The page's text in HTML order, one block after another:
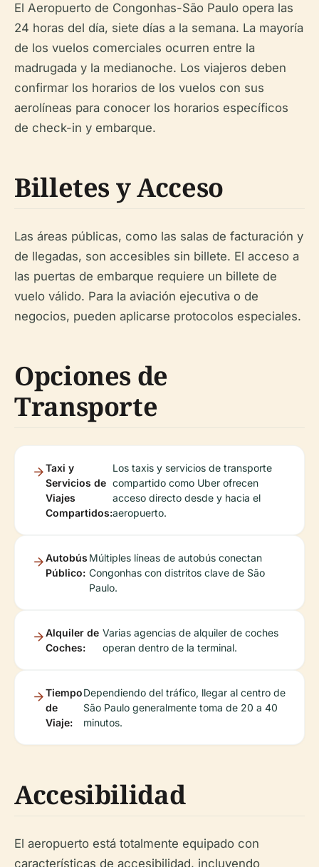
El Aeropuerto de Congonhas-São Paulo opera las
24 horas del día, siete días a la semana. La mayoría
de los vuelos comerciales ocurren entre la
madrugada y la medianoche. Los viajeros deben
confirmar los horarios de los vuelos con sus
aerolíneas para conocer los horarios específicos
de check-in y embarque.
Billetes y Acceso
Las áreas públicas, como las salas de facturación y
de llegadas, son accesibles sin billete. El acceso a
las puertas de embarque requiere un billete de
vuelo válido. Para la aviación ejecutiva o de
negocios, pueden aplicarse protocolos especiales.
Opciones de
Transporte
Taxi y
Servicios de
Viajes
Compartidos:
Los taxis y servicios de transporte
compartido como Uber ofrecen
acceso directo desde y hacia el
aeropuerto.
Autobús
Público:
Múltiples líneas de autobús conectan
Congonhas con distritos clave de São
Paulo.
Alquiler de
Coches:
Varias agencias de alquiler de coches
operan dentro de la terminal.
Tiempo
de
Viaje:
Dependiendo del tráfico, llegar al centro de
São Paulo generalmente toma de 20 a 40
minutos.
Accesibilidad
El aeropuerto está totalmente equipado con
características de accesibilidad, incluyendo